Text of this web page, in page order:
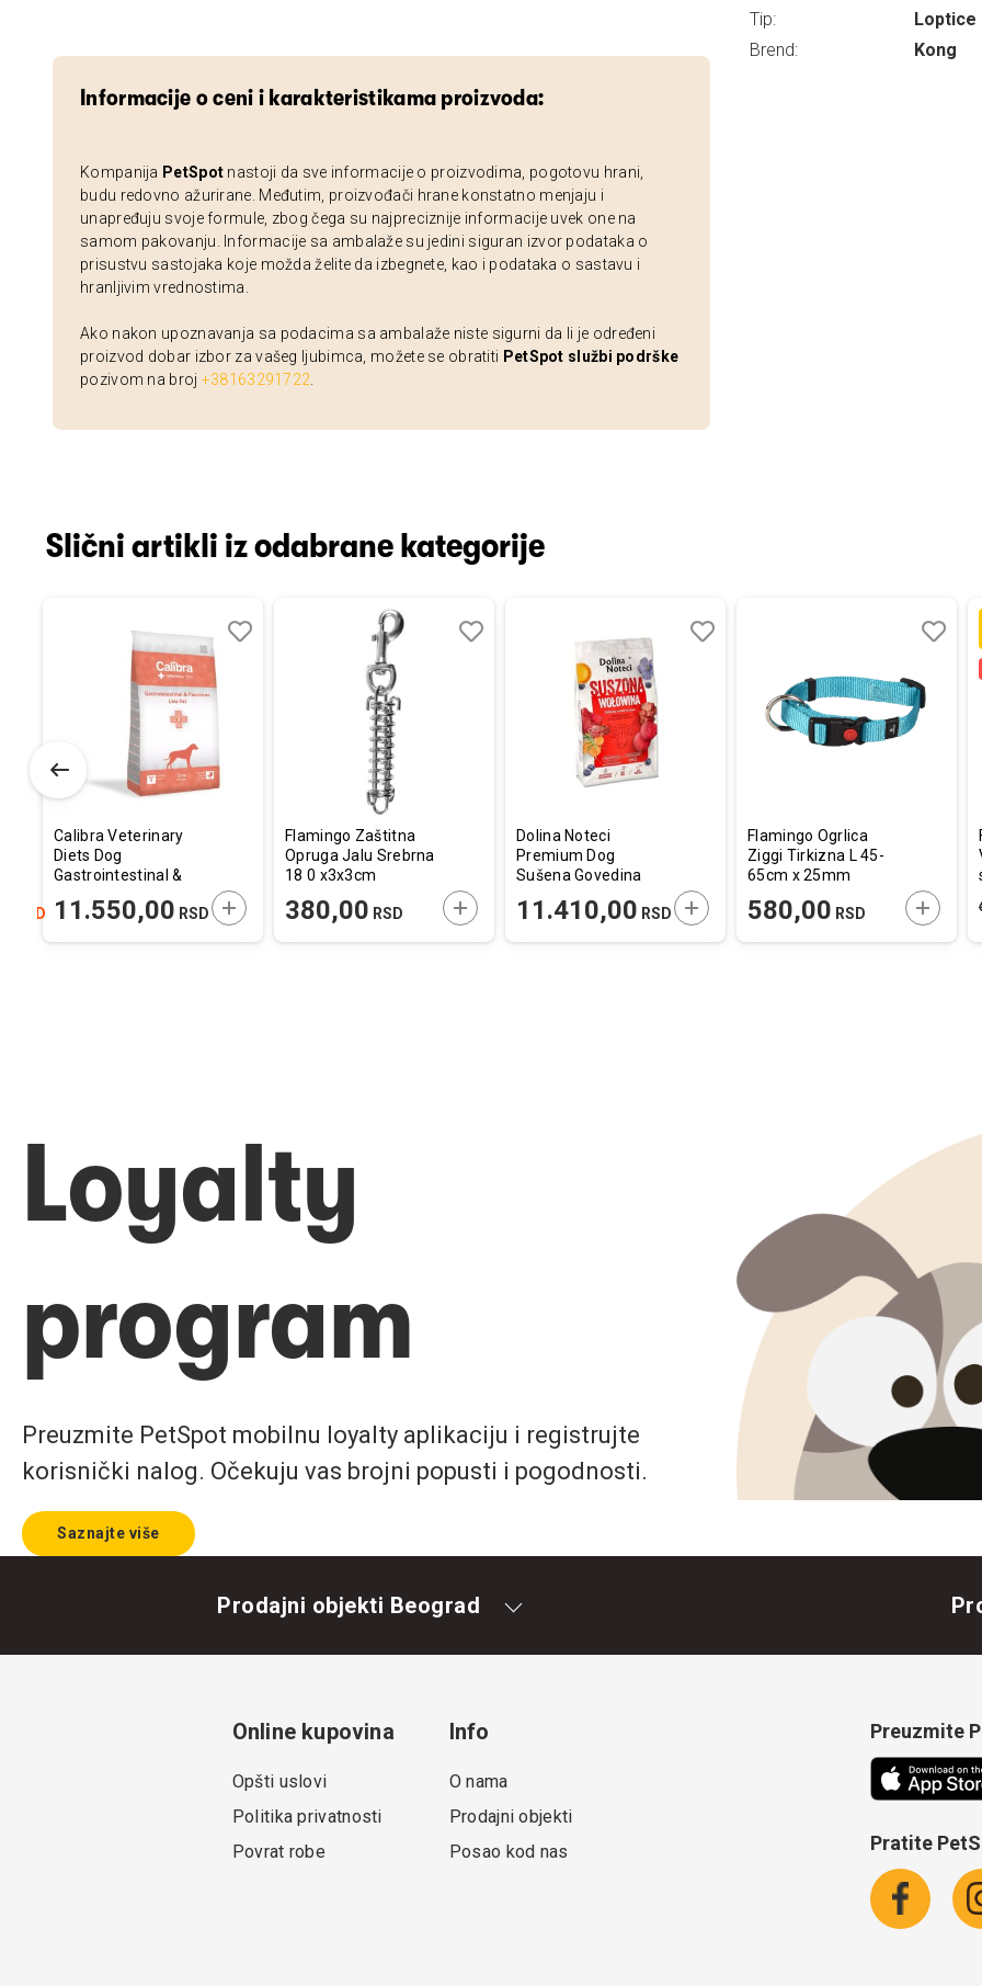
Informacije o ceni i karakteristikama proizvoda:
Kompanija PetSpot nastoji da sve informacije o proizvodima, pogotovu hrani,
budu redovno ažurirane. Međutim, proizvođači hrane konstatno menjaju i
unapređuju svoje formule, zbog čega su najpreciznije informacije uvek one na
samom pakovanju. Informacije sa ambalaže su jedini siguran izvor podataka o
prisustvu sastojaka koje možda želite da izbegnete, kao i podataka o sastavu i
hranljivim vrednostima.
Ako nakon upoznavanja sa podacima sa ambalaže niste sigurni da li je određeni
proizvod dobar izbor za vašeg ljubimca, možete se obratiti PetSpot službi podrške
pozivom na broj +38163291722
Tip:
Loptice
Brend:
Kong
Slični artikli iz odabrane kategorije
RSD U KORPU
Calibra Veterinary
Diets Dog
Gastrointestinal &
12kg
11.550,00 RSD DODAJTE U KORPU
Flamingo Zaštitna
Opruga Jalu Srebrna
18 0 x3x3cm
380,00 RSD DODAJTE U KORPU
Dolina Noteci
Premium Dog
Sušena Govedina
11.410,00 RSD DODAJTE U KORPU
Flamingo Ogrlica
Ziggi Tirkizna L 45-
65cm x 25mm
580,00 RSD
listu
želja
Uporedi
Loyalty
program
Preuzmite PetSpot mobilnu loyalty aplikaciju i registrujte
korisnički nalog. Očekuju vas brojni popusti i pogodnosti.
Saznajte više
Prodajni objekti Beograd
Online kupovina
Opšti uslovi
Politika privatnosti
Povrat robe
Info
O nama
Prodajni objekti
Posao kod nas
Preuzmite
Pratite